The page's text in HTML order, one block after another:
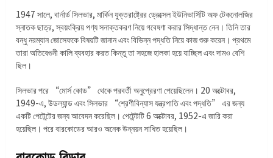
1947 সালে, বার্নার্ড সিলভার, মার্কিন যুক্তরাষ্ট্রের ড্রেক্সেল ইউনিভার্সিটি অফ টেকনোলজির
স্নাতক ছাত্র, স্বয়ংক্রিয় পণ্য সনাক্তকরণ নিয়ে গবেষণা করার সিদ্ধান্ত নেন। তিনি তার
বন্ধু নরম্যান জোসেফকে বিষয়টি জানান এবং বিভিন্ন পদ্ধতি নিয়ে কাজ শুরু করেন। প্রথমে
তারা অতিবেগুনী কালি ব্যবহার করত কিন্তু তা সহজে হালকা হয়ে যাচ্ছিল এবং দামও বেশি
ছিল।
সিলভার পরে “মোর্স কোড” থেকে পরবর্তী অনুপ্রেরণা পেয়েছিলেন। 20 অক্টোবর,
1949-এ, উডল্যান্ড এবং সিলভার “শ্রেণীবিন্যাস যন্ত্রপাতি এবং পদ্ধতি” এর জন্য
একটি পেটেন্টের জন্য আবেদন করেছিল। পেটেন্টটি 6 অক্টোবর, 1952-এ জারি করা
হয়েছিল। পরে বারকোডের আরও অনেক উন্নয়ন সাধিত হয়েছিল।